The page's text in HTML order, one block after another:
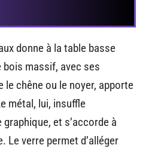
donne à la table basse
massif, avec ses
le chêne ou le noyer, apporte
métal, lui, insuffle
et s’accorde à
Le verre permet d’alléger